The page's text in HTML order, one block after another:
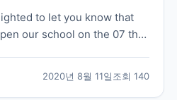
to let you know that
our school on the 07 th
2020년 8월 11일조회 140